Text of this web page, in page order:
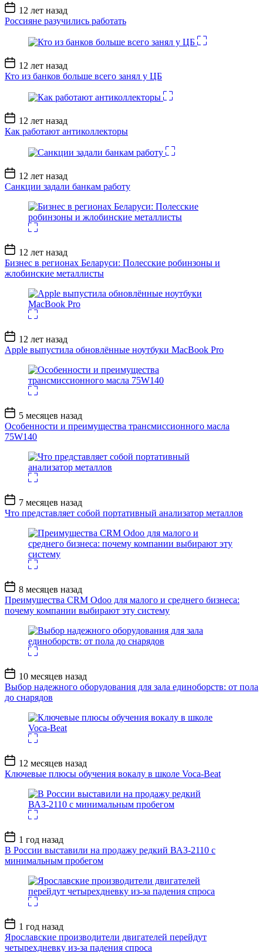
Дата
записи
12 лет назад
Россияне разучились работать
Дата
записи
12 лет назад
Кто из банков больше всего занял у ЦБ
Дата
записи
12 лет назад
Как работают антиколлекторы
Дата
записи
12 лет назад
Санкции задали банкам работу
Дата
записи
12 лет назад
Бизнес в регионах Беларуси: Полесские робинзоны и
жлобинские металлисты
Дата
записи
12 лет назад
Apple выпустила обновлённые ноутбуки MacBook Pro
Дата
записи
5 месяцев назад
Особенности и преимущества трансмиссионного масла
75W140
Дата
записи
7 месяцев назад
Что представляет собой портативный анализатор металлов
Дата
записи
8 месяцев назад
Преимущества CRM Odoo для малого и среднего бизнеса:
почему компании выбирают эту систему
Дата
записи
10 месяцев назад
Выбор надежного оборудования для зала единоборств: от пола
до снарядов
Дата
записи
12 месяцев назад
Ключевые плюсы обучения вокалу в школе Voca-Beat
Дата
записи
1 год назад
В России выставили на продажу редкий ВАЗ-2110 с
минимальным пробегом
Дата
записи
1 год назад
Ярославские производители двигателей перейдут
четырехдневку из-за падения спроса